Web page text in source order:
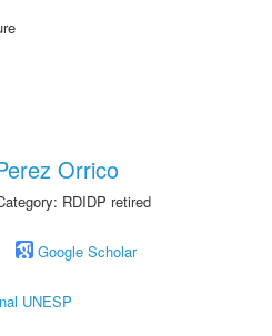
Orrico
RDIDP retired
Google Scholar
UNESP